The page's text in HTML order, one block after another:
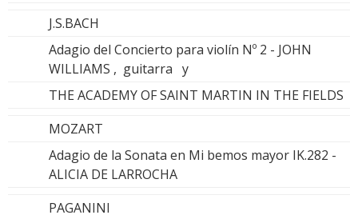
J.S.BACH
Adagio del Concierto para violín Nº 2 - JOHN
WILLIAMS , guitarra y
THE ACADEMY OF SAINT MARTIN IN THE FIELDS
MOZART
Adagio de la Sonata en Mi bemos mayor IK.282 -
ALICIA DE LARROCHA
PAGANINI